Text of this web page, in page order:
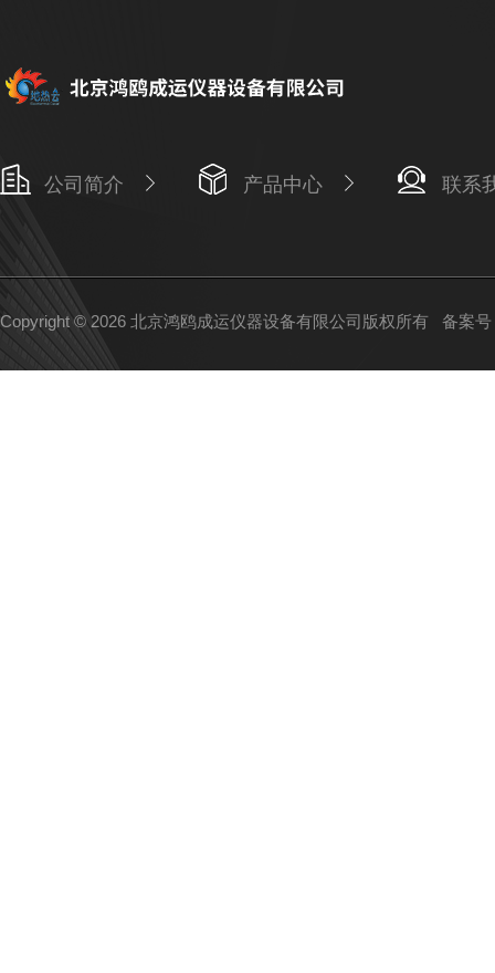
公司简介 产品中心 联系
Copyright © 2026 北京鸿鸥成运仪器设备有限公司版权所有 备案号